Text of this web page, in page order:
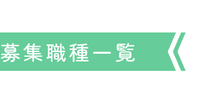
募集職種一覧